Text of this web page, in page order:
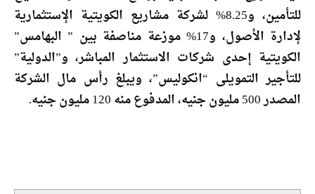
للتأمين، و8.25% لشركة مشاريع الكويتية الإستثمارية
لإدارة الأصول، و17% موزعة مناصفة بين ” البهامس”
الكويتية إحدى شركات الاستثمار المباشر، و”الدولية”
للتأجير التمويلى “انكوليس”، ويبلغ رأس مال الشركة
المصدر 500 مليون جنيه، المدفوع منه 120 مليون جنيه.